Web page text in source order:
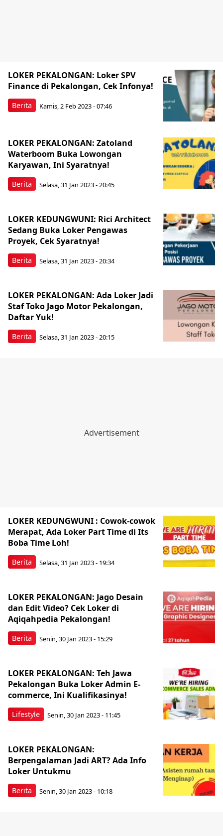
Berita
LOKER PEKALONGAN: Loker SPV
Finance di Pekalongan, Cek Infonya!
Kamis, 2 Feb 2023 - 07:46
Berita
LOKER PEKALONGAN: Zatoland
Waterboom Buka Lowongan
Karyawan, Ini Syaratnya!
Selasa, 31 Jan 2023 - 20:45
Berita
LOKER KEDUNGWUNI: Rici Architect
Sedang Buka Loker Pengawas
Proyek, Cek Syaratnya!
Selasa, 31 Jan 2023 - 20:34
Berita
LOKER PEKALONGAN: Ada Loker Jadi
Staf Toko Jago Motor Pekalongan,
Daftar Yuk!
Selasa, 31 Jan 2023 - 20:15
Berita
LOKER KEDUNGWUNI : Cowok-cowok
Merapat, Ada Loker Part Time di Its
Boba Time Loh!
Selasa, 31 Jan 2023 - 19:34
Berita
LOKER PEKALONGAN: Jago Desain
dan Edit Video? Cek Loker di
Aqiqahpedia Pekalongan!
Senin, 30 Jan 2023 - 15:29
Lifestyle
LOKER PEKALONGAN: Teh Jawa
Pekalongan Buka Loker Admin E-
commerce, Ini Kualifikasinya!
Senin, 30 Jan 2023 - 11:45
Berita
LOKER PEKALONGAN:
Berpengalaman Jadi ART? Ada Info
Loker Untukmu
Senin, 30 Jan 2023 - 10:18